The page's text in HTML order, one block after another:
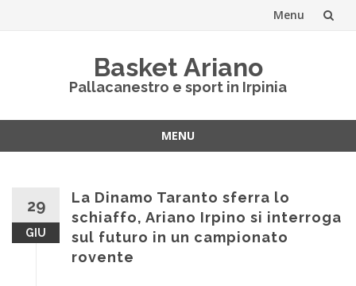
Menu
Basket Ariano
Pallacanestro e sport in Irpinia
MENU
29
GIU
La Dinamo Taranto sferra lo
schiaffo, Ariano Irpino si interroga
sul futuro in un campionato
rovente